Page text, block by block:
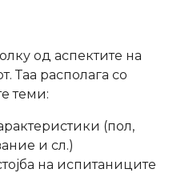
од аспектите на
Таа располага со
теми:
(пол,
и сл.)
на испитаниците